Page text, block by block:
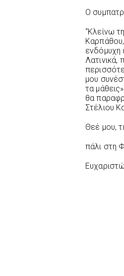
Ο
“Κλείνω
ενδόμυχη
Λατινικά,
μου
τα
θα
Στέλιου
Θεέ μου,
πάλι στη